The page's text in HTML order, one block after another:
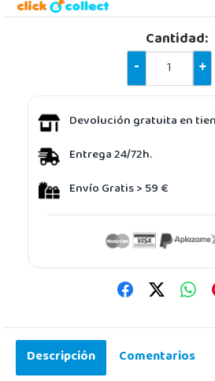
Cantidad:
-
+
Devolución gratuita en
Entrega 24/72h.
Envío Gratis > 59 €
Descripción Comentarios